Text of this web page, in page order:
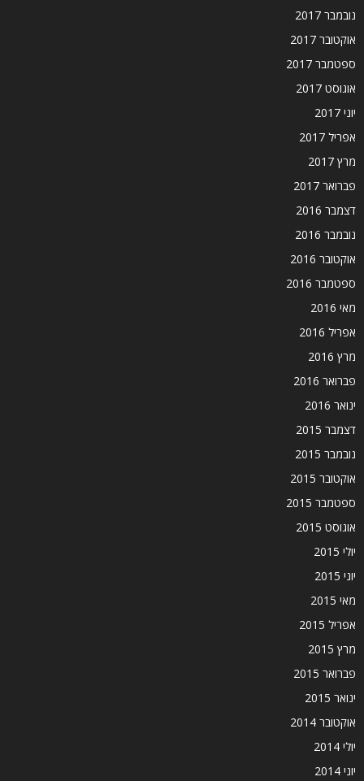
נובמבר 2017
אוקטובר 2017
ספטמבר 2017
אוגוסט 2017
יוני 2017
אפריל 2017
מרץ 2017
פברואר 2017
דצמבר 2016
נובמבר 2016
אוקטובר 2016
ספטמבר 2016
מאי 2016
אפריל 2016
מרץ 2016
פברואר 2016
ינואר 2016
דצמבר 2015
נובמבר 2015
אוקטובר 2015
ספטמבר 2015
אוגוסט 2015
יולי 2015
יוני 2015
מאי 2015
אפריל 2015
מרץ 2015
פברואר 2015
ינואר 2015
אוקטובר 2014
יולי 2014
יוני 2014